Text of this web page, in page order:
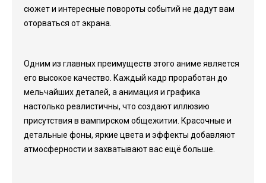
сюжет и интересные повороты событий не дадут вам
оторваться от экрана.
Одним из главных преимуществ этого аниме является
его высокое качество. Каждый кадр проработан до
мельчайших деталей, а анимация и графика
настолько реалистичны, что создают иллюзию
присутствия в вампирском общежитии. Красочные и
детальные фоны, яркие цвета и эффекты добавляют
атмосферности и захватывают вас ещё больше.